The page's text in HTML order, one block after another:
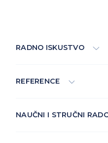
RADNO ISKUSTVO
REFERENCE
NAUČNI I STRUČNI